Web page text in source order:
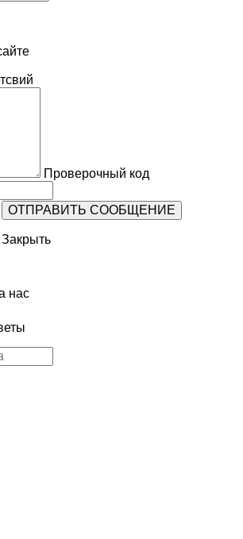
Проверочный код
Закрыть
нас